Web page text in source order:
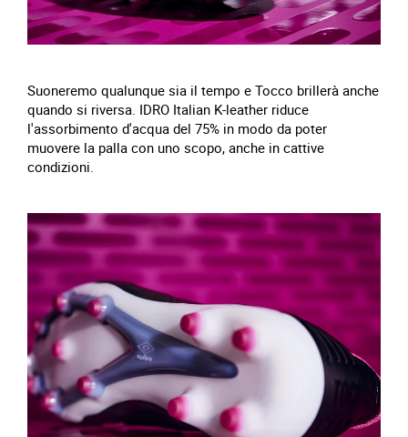
Suoneremo qualunque sia il tempo e Tocco brillerà anche
quando si riversa. IDRO Italian K-leather riduce
l'assorbimento d'acqua del 75% in modo da poter
muovere la palla con uno scopo, anche in cattive
condizioni.